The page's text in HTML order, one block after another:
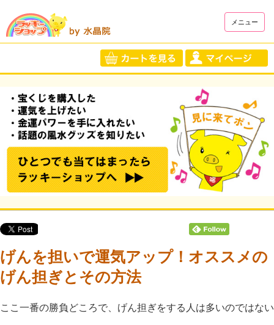
メニュー
げんを担いで運気アップ！オススメの
げん担ぎとその方法
ここ一番の勝負どころで、げん担ぎをする人は多いのではない